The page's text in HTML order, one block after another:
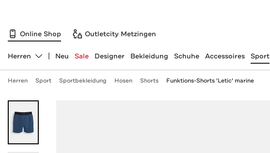
Online Shop Outletcity Metzingen
Abteilung ändern, ausgewählt:
Herren Neu Sale Designer Bekleidung Schuhe Accessoires Sport
Herren Sport Sportbekleidung Hosen Shorts Funktions-Shorts 'Letic' marine